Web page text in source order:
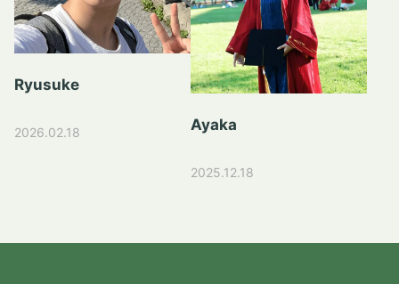
Ryusuke
2026.02.18 Ayaka
2025.12.18